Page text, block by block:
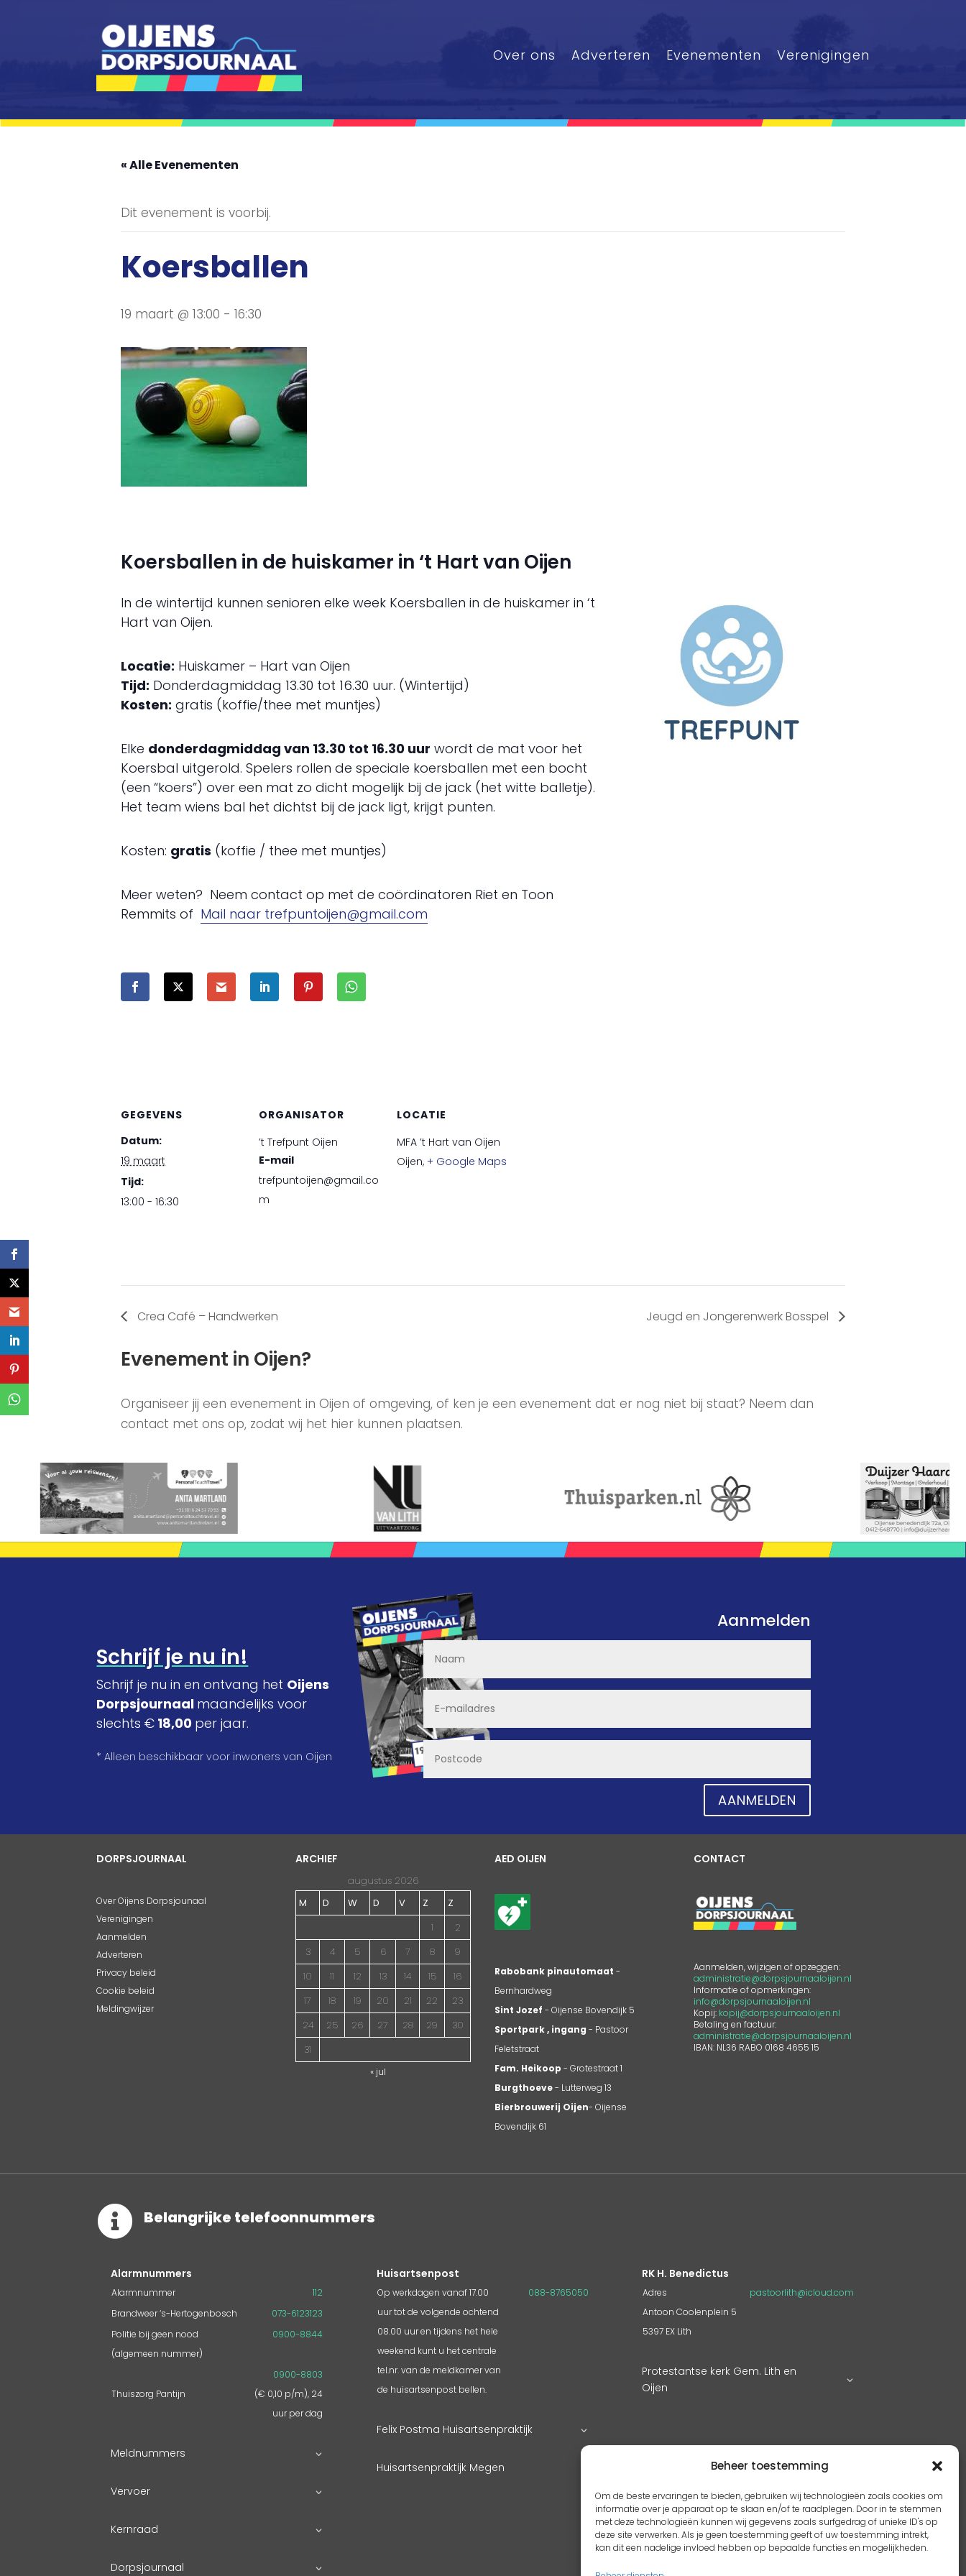
Beheer toestemming
Om de beste ervaringen te bieden, gebruiken wij technologieën zoals cookies om
informatie over je apparaat op te slaan en/of te raadplegen. Door in te stemmen
met deze technologieën kunnen wij gegevens zoals surfgedrag of unieke ID's op
deze site verwerken. Als je geen toestemming geeft of uw toestemming intrekt,
kan dit een nadelige invloed hebben op bepaalde functies en mogelijkheden.
Over ons Adverteren Evenementen Verenigingen
« Alle Evenementen
Dit evenement is voorbij.
Koersballen
19 maart @ 13:00 - 16:30
Koersballen in de huiskamer in ‘t Hart van Oijen
In de wintertijd kunnen senioren elke week Koersballen in de huiskamer in ‘t
Hart van Oijen.
Locatie: Huiskamer – Hart van Oijen
Tijd: Donderdagmiddag 13.30 tot 16.30 uur. (Wintertijd)
Kosten: gratis (koffie/thee met muntjes)
Elke donderdagmiddag van 13.30 tot 16.30 uur wordt de mat voor het
Koersbal uitgerold. Spelers rollen de speciale koersballen met een bocht
(een “koers”) over een mat zo dicht mogelijk bij de jack (het witte balletje).
Het team wiens bal het dichtst bij de jack ligt, krijgt punten.
Kosten: gratis (koffie / thee met muntjes)
Meer weten? Neem contact op met de coördinatoren Riet en Toon
Remmits of Mail naar trefpuntoijen@gmail.com
GEGEVENS
Datum:
19 maart
Tijd:
13:00 - 16:30
ORGANISATOR
’t Trefpunt Oijen
E-mail
trefpuntoijen@gmail.co
m
LOCATIE
MFA ’t Hart van Oijen
Oijen, + Google Maps
Crea Café – Handwerken Jeugd en Jongerenwerk Bosspel
Evenement in Oijen?
Organiseer jij een evenement in Oijen of omgeving, of ken je een evenement dat er nog niet bij staat? Neem dan
contact met ons op, zodat wij het hier kunnen plaatsen.
Schrijf je nu in!
Schrijf je nu in en ontvang het Oijens
Dorpsjournaal maandelijks voor
slechts € 18,00 per jaar.
* Alleen beschikbaar voor inwoners van Oijen
Aanmelden
AANMELDEN
DORPSJOURNAAL
Over Oijens Dorpsjounaal
Verenigingen
Aanmelden
Adverteren
Privacy beleid
Cookie beleid
Meldingwijzer
ARCHIEF
augustus 2026
M
D W D V Z
Z
1
2
3
4 5 6 7 8
9
10
11 12 13 14 15
16
17
18 19 20 21 22
23
24
25 26 27 28 29
30
31
« jul
AED OIJEN
Rabobank pinautomaat -
Bernhardweg
Sint Jozef - Oijense Bovendijk 5
Sportpark , ingang - Pastoor
Feletstraat
Fam. Heikoop - Grotestraat 1
Burgthoeve- Lutterweg 13
Bierbrouwerij Oijen- Oijense
Bovendijk 61
CONTACT
Aanmelden, wijzigen of opzeggen:
administratie@dorpsjournaaloijen.nl
Informatie of opmerkingen:
info@dorpsjournaaloijen.nl
Kopij: kopij@dorpsjournaaloijen.nl
Betaling en factuur:
administratie@dorpsjournaaloijen.nl
IBAN: NL36 RABO 0168 4655 15
 Belangrijke telefoonnummers
Alarmnummers
Alarmnummer
112
Brandweer ‘s-Hertogenbosch
073-6123123
Politie bij geen nood
(algemeen nummer)
0900-8844
Thuiszorg Pantijn
0900-8803
(€ 0,10 p/m), 24
uur per dag
Meldnummers
Vervoer
Kernraad
Dorpsjournaal
Huisartsenpost
Op werkdagen vanaf 17.00
uur tot de volgende ochtend
08.00 uur en tijdens het hele
weekend kunt u het centrale
tel.nr. van de meldkamer van
de huisartsenpost bellen.
088-8765050
Felix Postma Huisartsenpraktijk
Huisartsenpraktijk Megen
RK H. Benedictus
Adres
Antoon Coolenplein 5
5397 EX Lith
pastoorlith@icloud.com
Protestantse kerk Gem. Lith en
Oijen